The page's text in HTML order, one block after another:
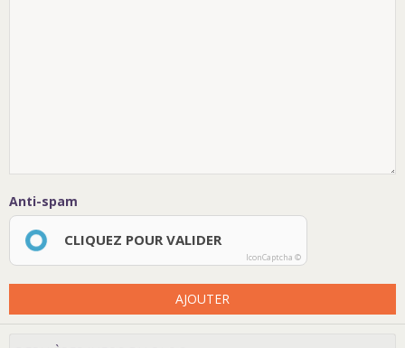
Anti-spam
CLIQUEZ POUR VALIDER
IconCaptcha ©
AJOUTER